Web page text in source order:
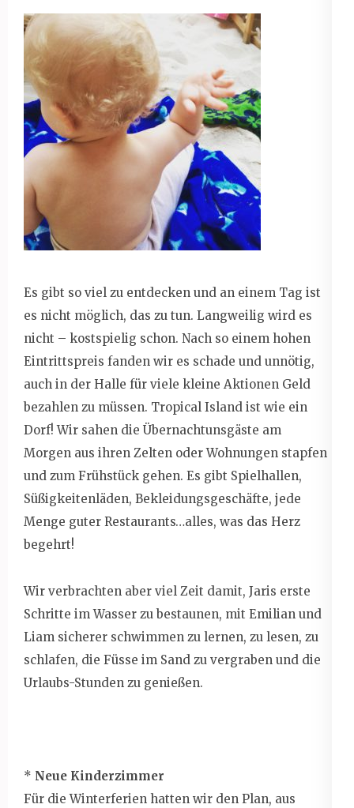
Es gibt so viel zu entdecken und an einem Tag ist
es nicht möglich, das zu tun. Langweilig wird es
nicht – kostspielig schon. Nach so einem hohen
Eintrittspreis fanden wir es schade und unnötig,
auch in der Halle für viele kleine Aktionen Geld
bezahlen zu müssen. Tropical Island ist wie ein
Dorf! Wir sahen die Übernachtunsgäste am
Morgen aus ihren Zelten oder Wohnungen stapfen
und zum Frühstück gehen. Es gibt Spielhallen,
Süßigkeitenläden, Bekleidungsgeschäfte, jede
Menge guter Restaurants…alles, was das Herz
begehrt!
Wir verbrachten aber viel Zeit damit, Jaris erste
Schritte im Wasser zu bestaunen, mit Emilian und
Liam sicherer schwimmen zu lernen, zu lesen, zu
schlafen, die Füsse im Sand zu vergraben und die
Urlaubs-Stunden zu genießen.
* Neue Kinderzimmer
Für die Winterferien hatten wir den Plan, aus